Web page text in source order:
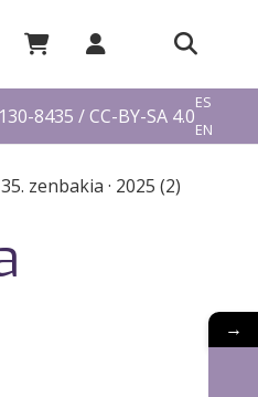
8435 / CC-BY-SA 4.0
ES
EN
zenbakia · 2025 (2)
→